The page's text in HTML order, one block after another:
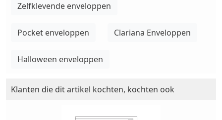
Zelfklevende enveloppen
Pocket enveloppen Clariana Enveloppen
Halloween enveloppen
Klanten die dit artikel kochten, kochten ook